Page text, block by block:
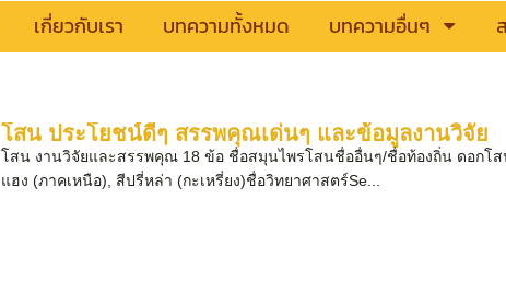
เกี่ยวกับเรา บทความทั้งหมด บทความอื่นๆ
โสน ประโยชน์ดีๆ สรรพคุณเด่นๆ และข้อมูลงานวิจัย
โสน งานวิจัยและสรรพคุณ 18 ข้อ ชื่อสมุนไพรโสนชื่ออื่นๆ/ชื่อท้องถิ่น ดอกโ
แฮง (ภาคเหนือ), สีปรี่หล่า (กะเหรี่ยง)ชื่อวิทยาศาสตร์Se...